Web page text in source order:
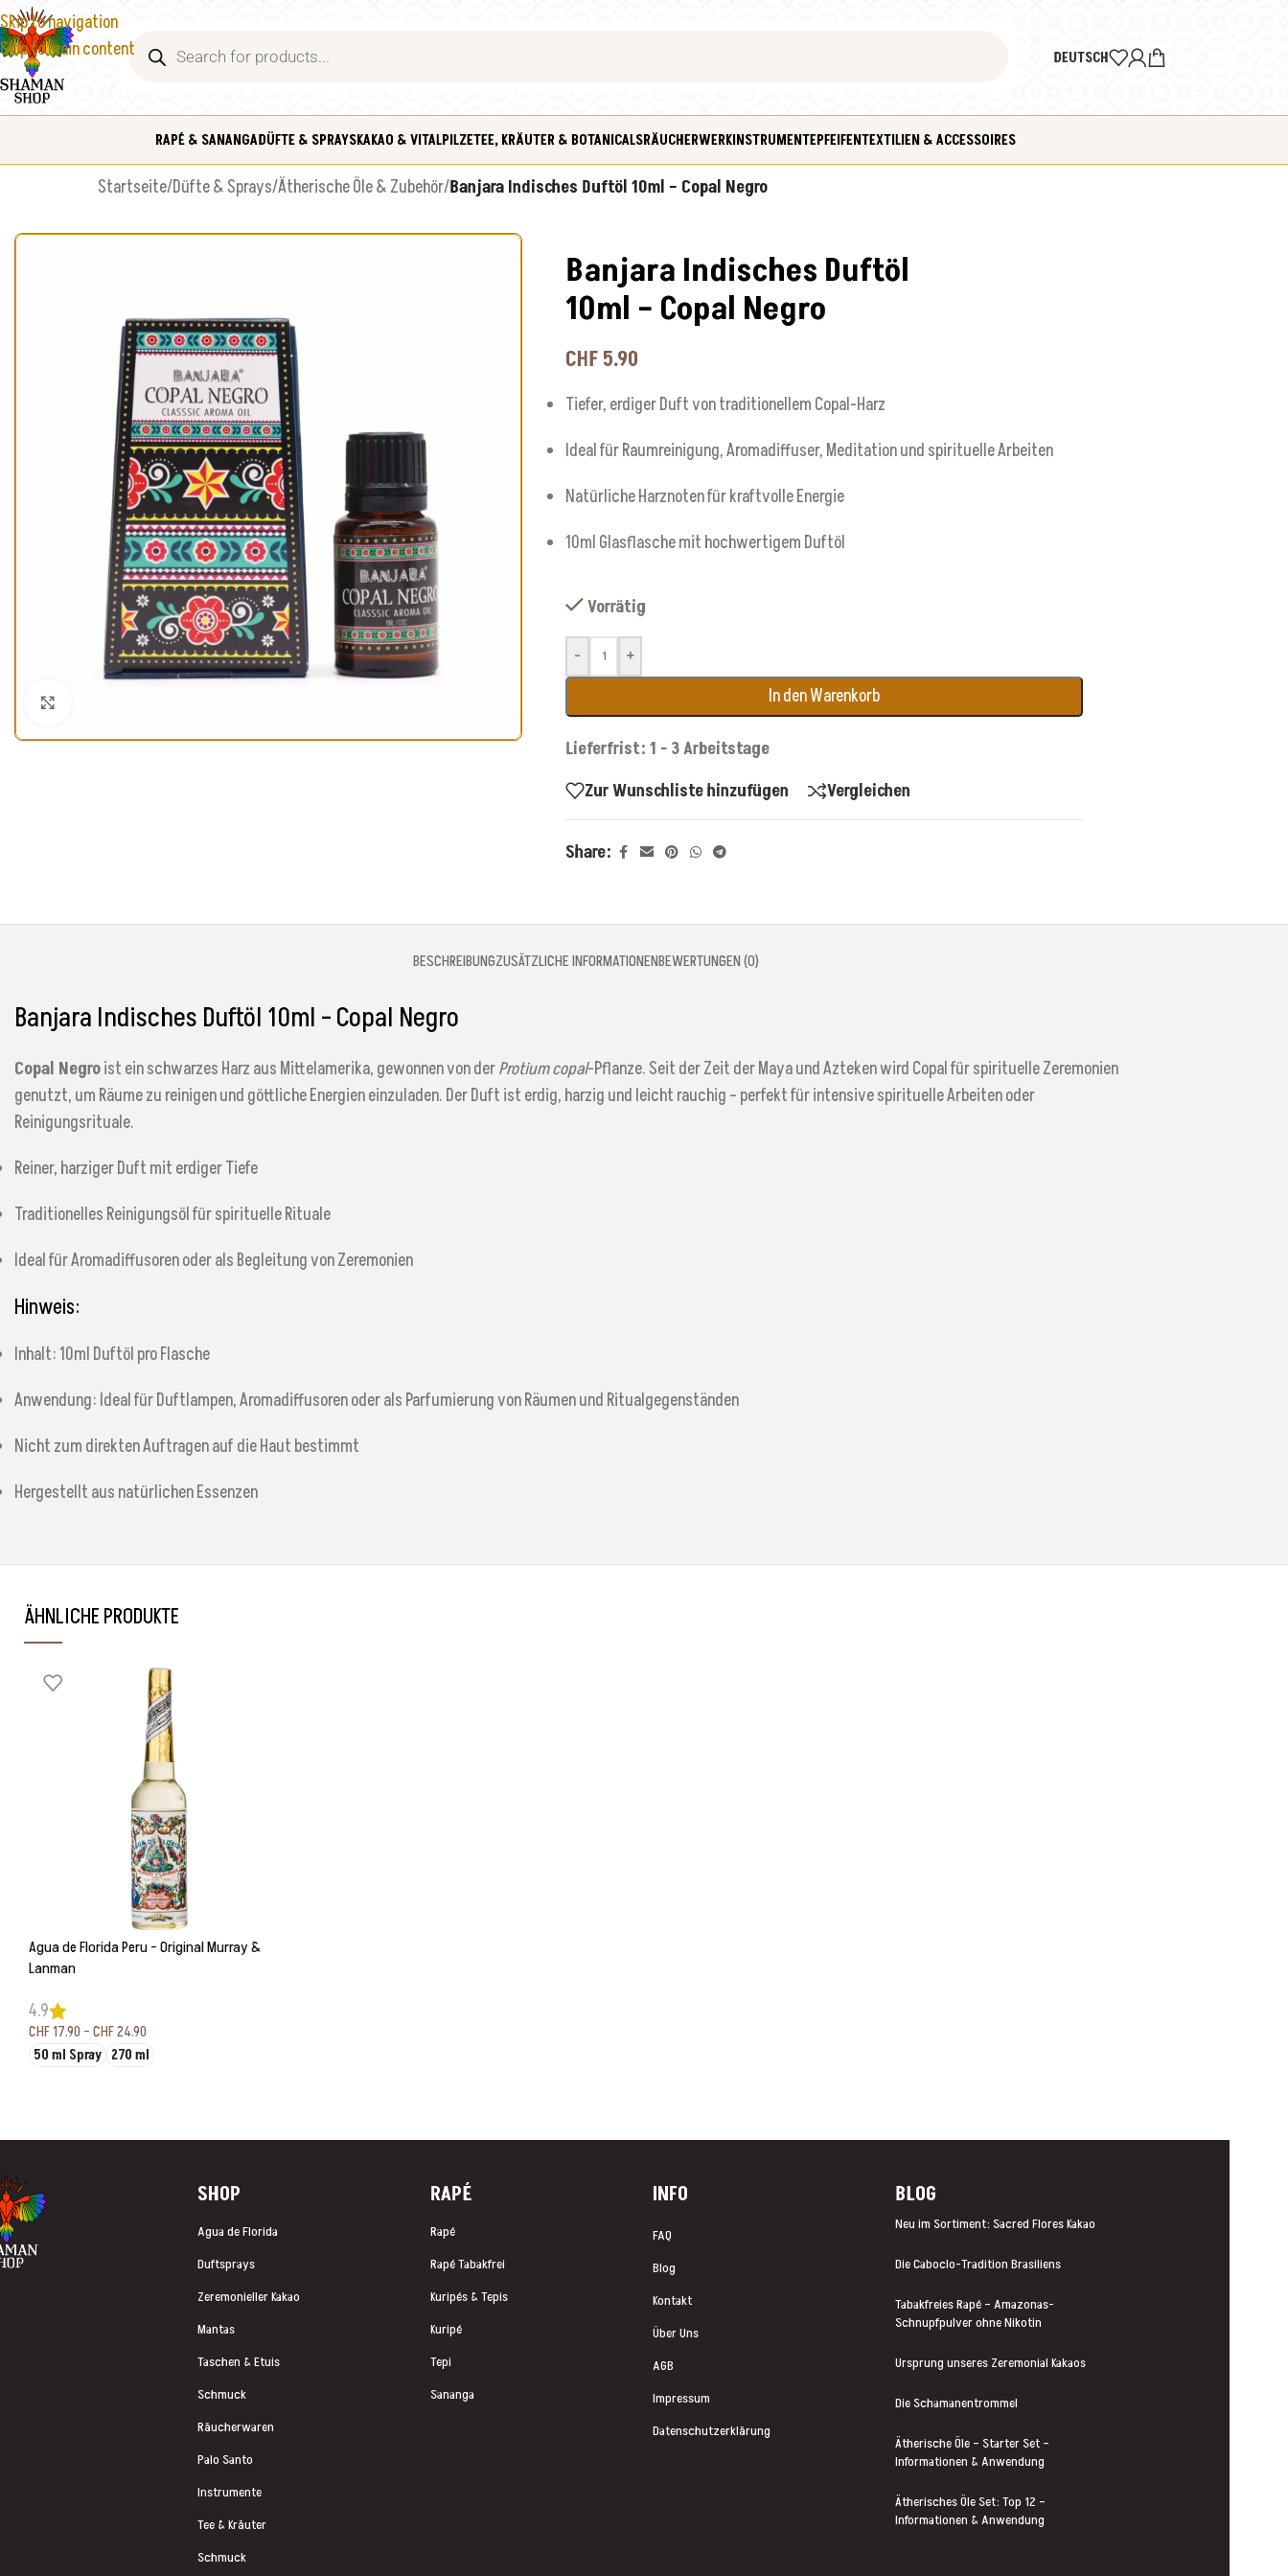
Skip to navigation
Skip to main content
DEUTSCH
RAPÉ & SANANGADÜFTE & SPRAYSKAKAO & VITALPILZETEE, KRÄUTER & BOTANICALSRÄUCHERWERKINSTRUMENTEPFEIFENTEXTILIEN & ACCESSOIRES
Startseite/Düfte & Sprays/Ätherische Öle & Zubehör/Banjara Indisches Duftöl 10ml – Copal Negro
Banjara Indisches Duftöl
10ml – Copal Negro
CHF5.90
Tiefer, erdiger Duft von traditionellem Copal-Harz
Ideal für Raumreinigung, Aromadiffuser, Meditation und spirituelle Arbeiten
Natürliche Harznoten für kraftvolle Energie
10ml Glasflasche mit hochwertigem Duftöl
Vorrätig
-
+
In den Warenkorb
Lieferfrist: 1 - 3 Arbeitstage
Zur Wunschliste hinzufügen
Vergleichen
Share:
BESCHREIBUNGZUSÄTZLICHE INFORMATIONENBEWERTUNGEN (0)
Banjara Indisches Duftöl 10ml – Copal Negro
Copal Negroist ein schwarzes Harz aus Mittelamerika, gewonnen von derProtium copal-Pflanze. Seit der Zeit der Maya und Azteken wird Copal für spirituelle Zeremonien
genutzt, um Räume zu reinigen und göttliche Energien einzuladen. Der Duft ist erdig, harzig und leicht rauchig – perfekt für intensive spirituelle Arbeiten oder
Reinigungsrituale.
Reiner, harziger Duft mit erdiger Tiefe
Traditionelles Reinigungsöl für spirituelle Rituale
Ideal für Aromadiffusoren oder als Begleitung von Zeremonien
Hinweis:
Inhalt: 10ml Duftöl pro Flasche
Anwendung: Ideal für Duftlampen, Aromadiffusoren oder als Parfumierung von Räumen und Ritualgegenständen
Nicht zum direkten Auftragen auf die Haut bestimmt
Hergestellt aus natürlichen Essenzen
ÄHNLICHE PRODUKTE
Agua de Florida Peru – Original Murray &
Lanman
4.9
CHF17.90 –CHF24.90
50 ml Spray 270 ml
SHOP
Agua de Florida
Duftsprays
Zeremonieller Kakao
Mantas
Taschen & Etuis
Schmuck
Räucherwaren
Palo Santo
Instrumente
Tee & Kräuter
Schmuck
RAPÉ
Rapé
Rapé Tabakfrei
Kuripés & Tepis
Kuripé
Tepi
Sananga
INFO
FAQ
Blog
Kontakt
Über Uns
AGB
Impressum
Datenschutzerklärung
BLOG
Neu im Sortiment: Sacred Flores Kakao
Die Caboclo-Tradition Brasiliens
Tabakfreies Rapé – Amazonas-
Schnupfpulver ohne Nikotin
Ursprung unseres Zeremonial Kakaos
Die Schamanentrommel
Ätherische Öle – Starter Set –
Informationen & Anwendung
Ätherisches Öle Set: Top 12 –
Informationen & Anwendung